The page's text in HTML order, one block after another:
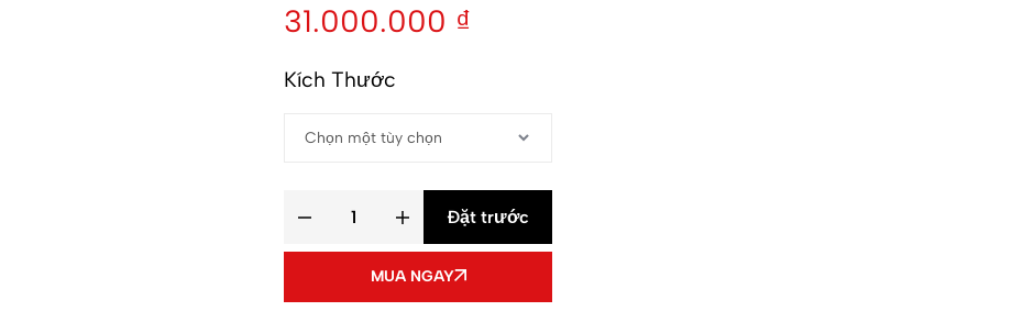
31.000.000 ₫
Kích Thước
Đặt trước
MUA NGAY